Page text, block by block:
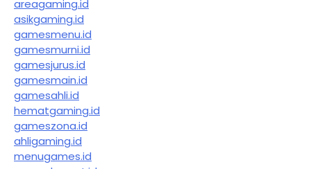
areagaming.id
asikgaming.id
gamesmenu.id
gamesmurni.id
gamesjurus.id
gamesmain.id
gamesahli.id
hematgaming.id
gameszona.id
ahligaming.id
menugames.id